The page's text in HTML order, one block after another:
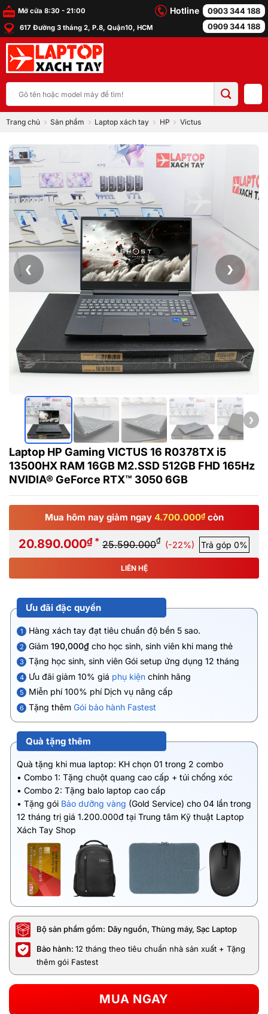
Bỏ
qua
nội
dung
Mở cửa 8:30 - 21:00
617 Đường 3 tháng 2, P.8, Quận10, HCM
Hotline
0903 344 188
0909 344 188
kiếm:
Trang chủ Sản phẩm Laptop xách tay HP Victus
❮ ❯
❯
Laptop HP Gaming VICTUS 16 R0378TX i5
13500HX RAM 16GB M2.SSD 512GB FHD 165Hz
NVIDIA® GeForce RTX™ 3050 6GB
Mua hôm nay giảm ngay 4.700.000₫ còn
20.890.000₫ * 25.590.000₫ (-22%) Trả góp 0%
LIÊN HỆ
Ưu đãi đặc quyền
1 Hàng xách tay đạt tiêu chuẩn độ bền 5 sao.
2 Giảm 190,000₫ cho học sinh, sinh viên khi mang thẻ
3 Tặng học sinh, sinh viên Gói setup ứng dụng 12 tháng
4 Ưu đãi giảm 10% giá phụ kiện chính hãng
5 Miễn phí 100% phí Dịch vụ nâng cấp
6 Tặng thêm Gói bảo hành Fastest
Quà tặng thêm
Quà tặng khi mua laptop: KH chọn 01 trong 2 combo
• Combo 1: Tặng chuột quang cao cấp + túi chống xóc
• Combo 2: Tặng balo laptop cao cấp
• Tặng gói Bảo dưỡng vàng (Gold Service) cho 04 lần trong
12 tháng trị giá 1.200.000đ tại Trung tâm Kỹ thuật Laptop
Xách Tay Shop
Bộ sản phẩm gồm: Dây nguồn, Thùng máy, Sạc Laptop
Bảo hành: 12 tháng theo tiêu chuẩn nhà sản xuất + Tặng
thêm gói Fastest
MUA NGAY